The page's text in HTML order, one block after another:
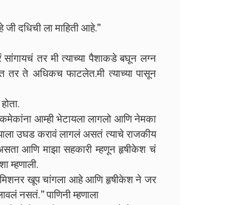
दधिची ला माहिती आहे.”
सांगायचं तर मी त्याच्या पैशाकडे बघून लग्न
तर ते अधिकच फाटलेत.मी त्याच्या पासून
आम्ही भेटायला लागलो आणि नेमका
उघड करावं लागलं असतं त्याचे राजकीय
आणि माझा सहकारी म्हणून हृषीकेश चं
म्हणाली.
खूप चांगला आहे आणि हृषीकेश ने जर
नसतं. ” पाणिनी म्हणाला